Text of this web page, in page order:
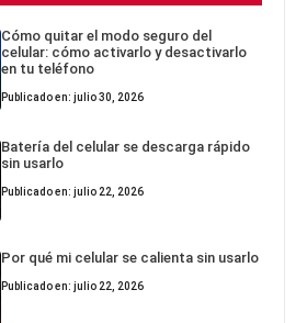
Cómo quitar el modo seguro del
celular: cómo activarlo y desactivarlo
en tu teléfono
Publicado en: julio 30, 2026
Batería del celular se descarga rápido
sin usarlo
Publicado en: julio 22, 2026
Por qué mi celular se calienta sin usarlo
Publicado en: julio 22, 2026